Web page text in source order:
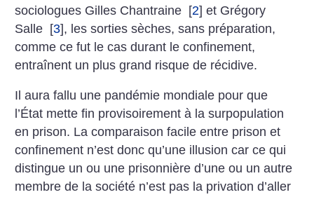
sociologues Gilles Chantraine [2] et Grégory
Salle [3], les sorties sèches, sans préparation,
comme ce fut le cas durant le confinement,
entraînent un plus grand risque de récidive.
Il aura fallu une pandémie mondiale pour que
l’État mette fin provisoirement à la surpopulation
en prison. La comparaison facile entre prison et
confinement n’est donc qu’une illusion car ce qui
distingue un ou une prisonnière d’une ou un autre
mem­bre de la société n’est pas la privation d’aller